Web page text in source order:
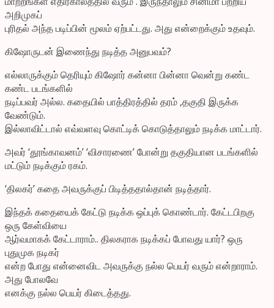
அறிமுகப்
புரிதல் அந்த படிப்பின் மூலம் ஏற்பட்டது. அது என்றைக்கும் உதவும்.
கிஷோருடன் இணைந்து நடித்த அனுபவம்?
எல்லாருக்கும் தெரியும் கிஷோர் கன்னா பின்னா வென்று கண்ட
கண்ட படங்களில்
நடிப்பவர் அல்ல. கதையில் பாத்திரத்தில் தரம் ,தகுதி இருக்க
வேண்டும்.
இல்லாவிட்டால் எவ்வளவு கொட்டிக் கொடுத்தாலும் நடிக்க மாட்டார்.
அவர் ‘தூங்காவனம்’ ‘விசாரணை’ போன்று தகுதியான படங்களில்
மட்டும் நடிக்கும் ரகம்.
‘திலகர்’ கதை அவருக்குப் பிடித்ததால்தான் நடித்தார்.
இந்தக் கதையைக் கேட்டு நடிக்க ஒப்புக் கொண்டார். கேட்டபிறகு
ஒரு கேள்வியை
ஆர்வமாகக் கேட்டாராம்.. திலகராக நடிக்கப் போவது யார்? ஒரு
புதுமுக நடிகர்
என்ற போது என்னைவிட அவருக்கு நல்ல பெயர் வரும் என்றாராம்.
அது போலவே
எனக்கு நல்ல பெயர் கிடைத்தது.